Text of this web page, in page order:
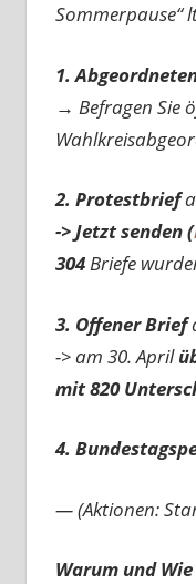
Sommerpause“
1.
→ Befragen Sie
2. Protestbrief
-> Jetzt senden (
304Briefe
3. Offener Brief
-> am 30. April
mit 820
4.
— (Aktionen:
Warum und